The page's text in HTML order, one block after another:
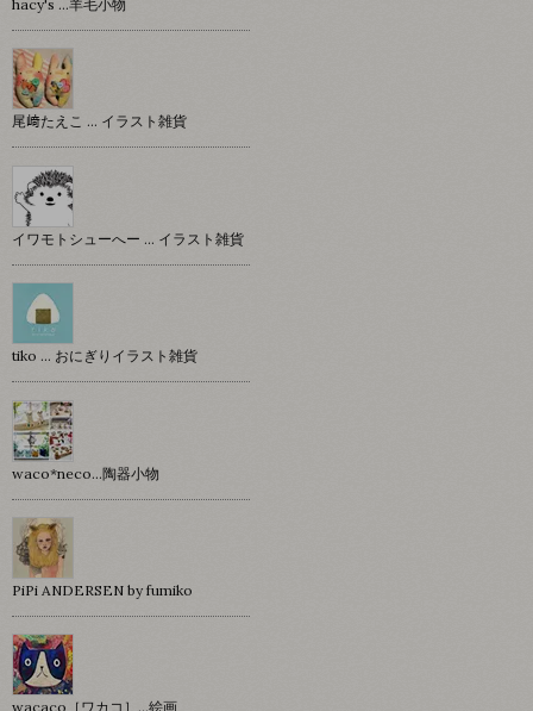
hacy's …羊毛小物
尾﨑たえこ … イラスト雑貨
イワモトシューへー … イラスト雑貨
tiko … おにぎりイラスト雑貨
waco*neco...陶器小物
PiPi ANDERSEN by fumiko
wacaco［ワカコ］…絵画